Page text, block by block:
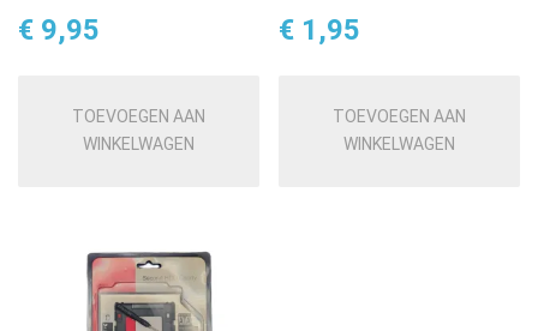
€ 9,95
TOEVOEGEN AAN
WINKELWAGEN
€ 1,95
TOEVOEGEN AAN
WINKELWAGEN